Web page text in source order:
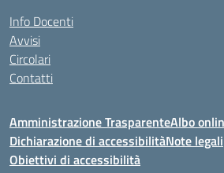
Info Docenti
Avvisi
Circolari
Contatti
Amministrazione TrasparenteAlbo
Dichiarazione di accessibilitàNote legali
Obiettivi di accessibilità